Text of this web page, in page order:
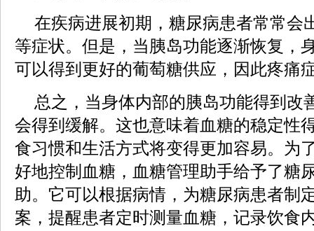
在疾病进展初期，糖尿病患者常常会
等症状。但是，当胰岛功能逐渐恢复，
可以得到更好的葡萄糖供应，因此疼痛
总之，当身体内部的胰岛功能得到改
会得到缓解。这也意味着血糖的稳定性
食习惯和生活方式将变得更加容易。为
好地控制血糖，血糖管理助手给予了糖
助。它可以根据病情，为糖尿病患者制
案，提醒患者定时测量血糖，记录饮食